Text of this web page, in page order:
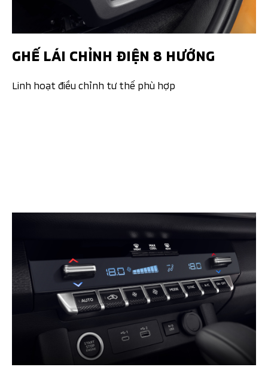
GHẾ LÁI CHỈNH ĐIỆN 8 HƯỚNG​
Linh hoạt điều chỉnh tư thế phù hợp​